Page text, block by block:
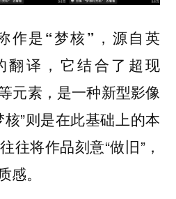
作是“梦核”，源自英
翻译， 它结合了超现
元素，是一种新型影像
”则是在此基础上的本
往将作品刻意“做旧”，
。